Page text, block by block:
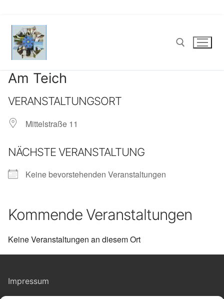
Inhalt
springen
Am Teich
VERANSTALTUNGSORT
Mittelstraße 11
NÄCHSTE VERANSTALTUNG
Keine bevorstehenden Veranstaltungen
Kommende Veranstaltungen
Keine Veranstaltungen an diesem Ort
Impressum